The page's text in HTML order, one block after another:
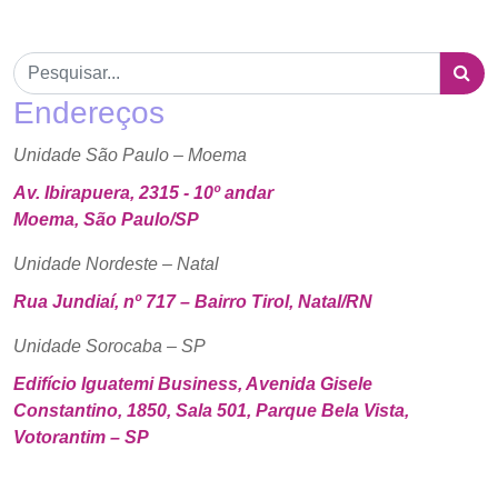
Endereços
Unidade São Paulo – Moema
Av. Ibirapuera, 2315 - 10º andar
Moema, São Paulo/SP
Unidade Nordeste – Natal
Rua Jundiaí, nº 717 – Bairro Tirol, Natal/RN
Unidade Sorocaba – SP
Edifício Iguatemi Business, Avenida Gisele
Constantino, 1850, Sala 501, Parque Bela Vista,
Votorantim – SP